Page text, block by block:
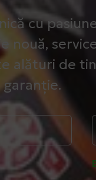
cu
nouă,
alături de